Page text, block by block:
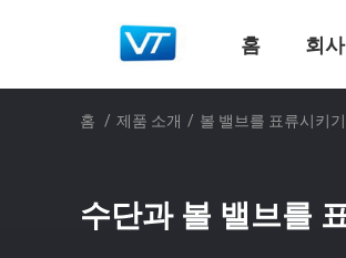
홈 회
홈 / 제품 소개 / 볼 밸브를 표류시키기
수단과 볼 밸브를